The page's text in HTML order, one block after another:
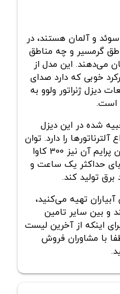
و آلمان هستند، در
گرمسیر و چه مناطق
می‌دهند. این مدل از
خوبی که دارد صدای
دیزل ژنراتور ولوو به‌
است.
شده در این دیزل
آلترناتورها را دارد. توان
استندبای این محصول 330 و توان پرایم آن نیز 300 کاوا
حداکثر یک ساعت و
تهیه می‌کنید،
و بین سایر تامین
اینکه از آخرین لیست
با مشاوران فروش